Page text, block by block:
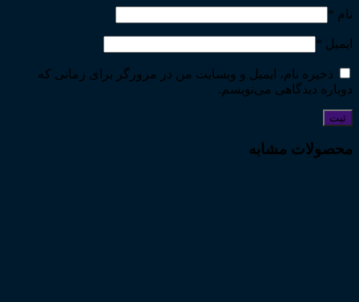
نام *
ایمیل *
ذخیره نام، ایمیل و وبسایت من در مرورگر برای زمانی که
دوباره دیدگاهی می‌نویسم.
محصولات مشابه